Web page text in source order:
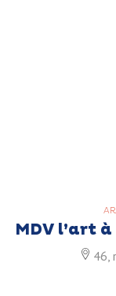
MDV l’art
46,